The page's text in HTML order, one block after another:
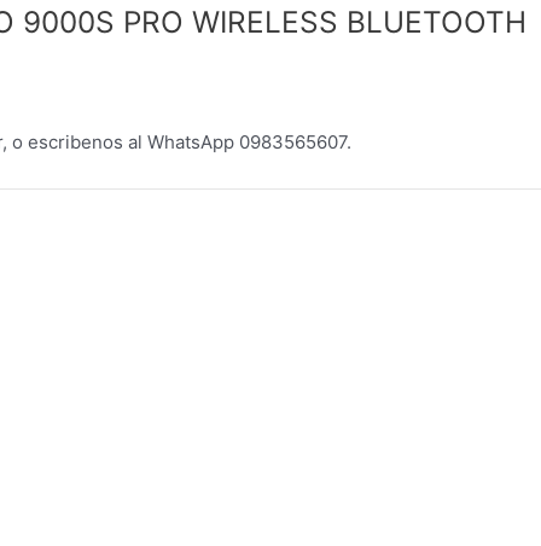
9000S PRO WIRELESS BLUETOOTH
o escribenos al WhatsApp 0983565607.